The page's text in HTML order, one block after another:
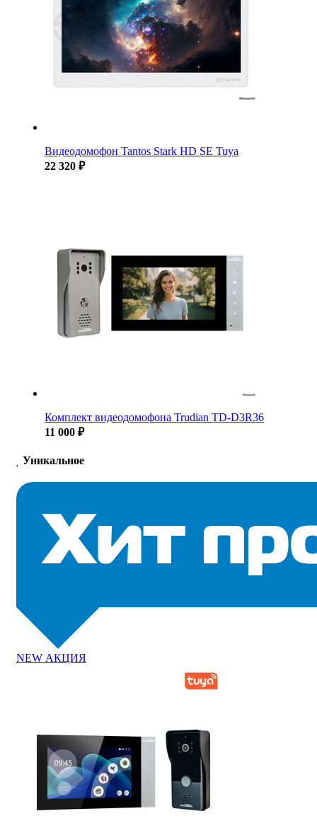
Видеодомофон Tantos Stark HD SE Tuya
22 320 ₽
Комплект видеодомофона Trudian TD-D3R36
11 000 ₽
Уникальное
NEW АКЦИЯ